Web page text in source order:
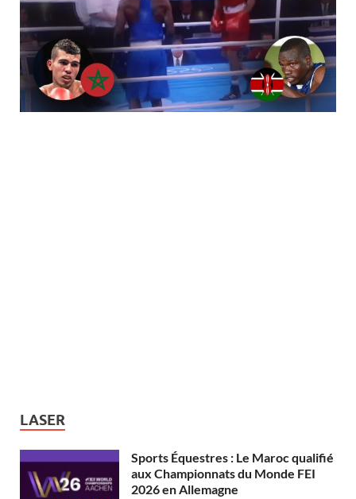
LASER
Sports Équestres : Le Maroc qualifié
aux Championnats du Monde FEI
2026 en Allemagne